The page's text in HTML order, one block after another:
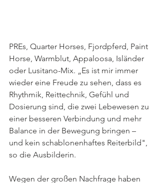
PREs, Quarter Horses, Fjordpferd, Paint
Horse, Warmblut, Appaloosa, Isländer
oder Lusitano-Mix. „Es ist mir immer
wieder eine Freude zu sehen, dass es
Rhythmik, Reittechnik, Gefühl und
Dosierung sind, die zwei Lebewesen zu
einer besseren Verbindung und mehr
Balance in der Bewegung bringen –
und kein schablonenhaftes Reiterbild",
so die Ausbilderin.
Wegen der großen Nachfrage haben